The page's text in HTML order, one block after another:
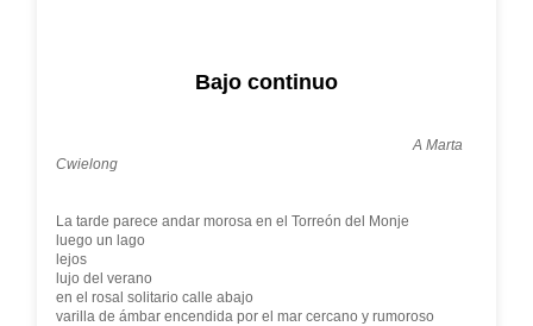
Bajo continuo
A Marta
Cwielong
La tarde parece andar morosa en el Torreón del Monje
luego un lago
lejos
lujo del verano
en el rosal solitario calle abajo
varilla de ámbar encendida por el mar cercano y rumoroso